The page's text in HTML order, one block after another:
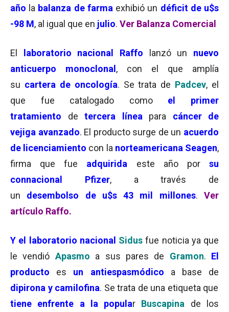
año la balanza de farma exhibió un déficit de u$s
-98 M, al igual que en julio. Ver Balanza Comercial
El laboratorio nacional Raffo lanzó un nuevo
anticuerpo monoclonal , con el que amplía
su cartera de oncología. Se trata de Padcev, el
que fue catalogado como
el primer
tratamiento de tercera línea para
cáncer de
vejiga avanzado. El producto surge de un acuerdo
de licenciamiento con la norteamericana Seagen,
firma que fue adquirida este año porsu
connacional Pfizer, a través de
un desembolso de u$s 43 mil millones.Ver
artículo Raffo.
Y el laboratorio nacional Sidus fue noticia ya que
le vendió Apasmo a sus pares de Gramon. El
producto es un antiespasmódico
a base de
dipirona y camilofina. Se trata de una etiqueta que
tiene enfrente a la popular Buscapina de los